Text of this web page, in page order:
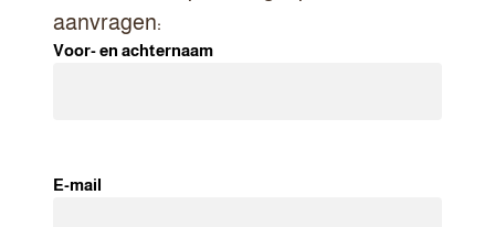
aanvragen:
Voor- en achternaam
E-mail